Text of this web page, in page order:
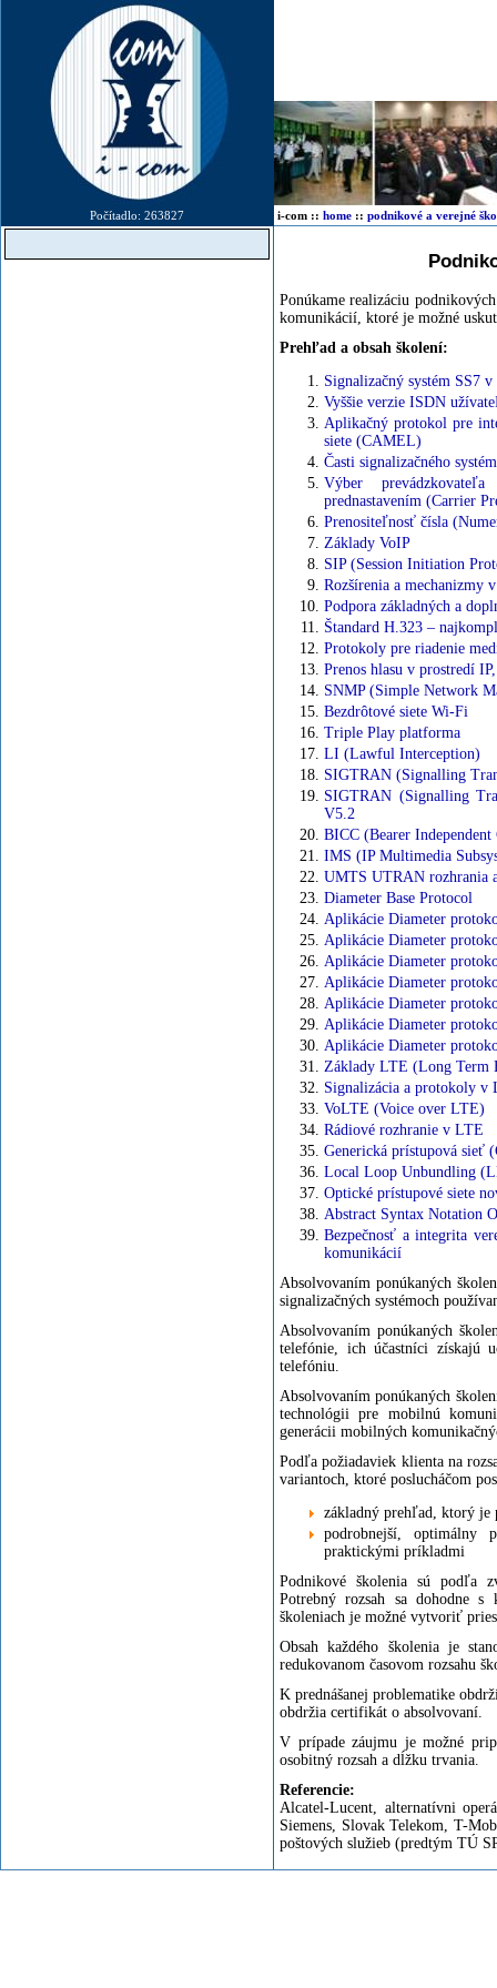
Počítadlo: 263827 i-com :: home :: podnikové a verejné
Ponúkame realizáciu
komunikácií, ktoré je možné
Prehľad a obsah školení:
Signalizačný systém SS7
Vyššie verzie ISDN
Aplikačný protokol pre
siete (CAMEL)
Časti signalizačného
Výber
prednastavením (Carrier
Prenositeľnosť čísla
Základy VoIP
SIP (Session Initiation
Rozšírenia a mechanizmy
Podpora základných a
Štandard H.323 –
Protokoly pre riadenie
Prenos hlasu v prostredí
SNMP (Simple Network
Bezdrôtové siete Wi-Fi
Triple Play platforma
LI (Lawful Interception)
SIGTRAN (Signalling
SIGTRAN (Signalling
V5.2
BICC (Bearer
IMS (IP Multimedia
UMTS UTRAN rozhrania
Diameter Base Protocol
Aplikácie Diameter
Aplikácie Diameter
Aplikácie Diameter
Aplikácie Diameter
Aplikácie Diameter
Aplikácie Diameter
Aplikácie Diameter
Základy LTE (Long Term
Signalizácia a protokoly v
VoLTE (Voice over LTE)
Rádiové rozhranie v LTE
Generická prístupová sieť
Local Loop Unbundling
Optické prístupové siete
Abstract Syntax Notation
Bezpečnosť a integrita
komunikácií
Absolvovaním ponúkaných
signalizačných systémoch
Absolvovaním ponúkaných
telefónie, ich účastníci získajú
telefóniu.
Absolvovaním ponúkaných
technológii pre mobilnú
generácii mobilných
Podľa požiadaviek klienta na
variantoch, ktoré poslucháčom
základný prehľad, ktorý je
podrobnejší, optimálny
praktickými príkladmi
Podnikové školenia sú podľa
Potrebný rozsah sa dohodne
školeniach je možné vytvoriť
Obsah každého školenia je
redukovanom časovom rozsahu
K prednášanej problematike
obdržia certifikát o absolvovaní.
V prípade záujmu je možné
osobitný rozsah a dĺžku trvania.
Referencie:
Alcatel-Lucent, alternatívni
Siemens, Slovak Telekom, T-
poštových služieb (predtým TÚ